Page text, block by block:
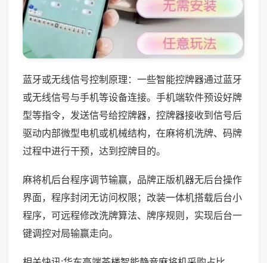
蓝牙或无线信号控制原理：一些智能控牌器通过蓝牙
或无线信号与手机等设备连接。手机端软件预设好牌
型等指令，发送信号给控牌器，控牌器接收到信号后
驱动内部微型电机或机械结构，在麻将机洗牌、码牌
过程中进行干预，达到控牌目的。
麻将机后台程序调节输赢，品牌正版机器无后台操作
界面，程序封闭无访问权限；改装一体机搭载后台小
程序，可远程修改洗牌算法、牌序规则，实现后台一
键调控对局输赢走向。